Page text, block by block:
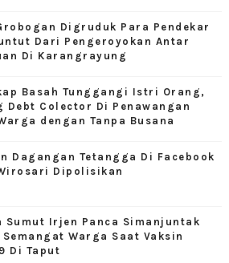
Digruduk Para Pendekar
Dari Pengeroyokan Antar
Di Karangrayung
Basah Tunggangi Istri Orang,
Debt Colector Di Penawangan
dengan Tanpa Busana
Dagangan Tetangga Di Facebook
Dipolisikan
Sumut Irjen Panca Simanjuntak
Warga Saat Vaksin
Di Taput